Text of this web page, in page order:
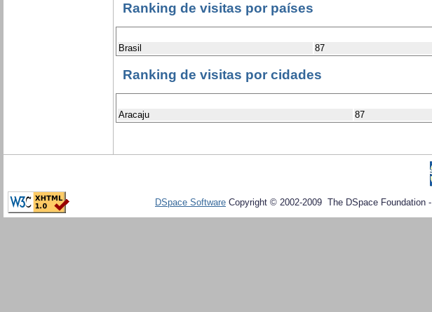
Ranking de visitas por países
Brasil
87
Ranking de visitas por cidades
Aracaju
87
DSpace Software Copyright © 2002-2009 The DSpace Foundation -